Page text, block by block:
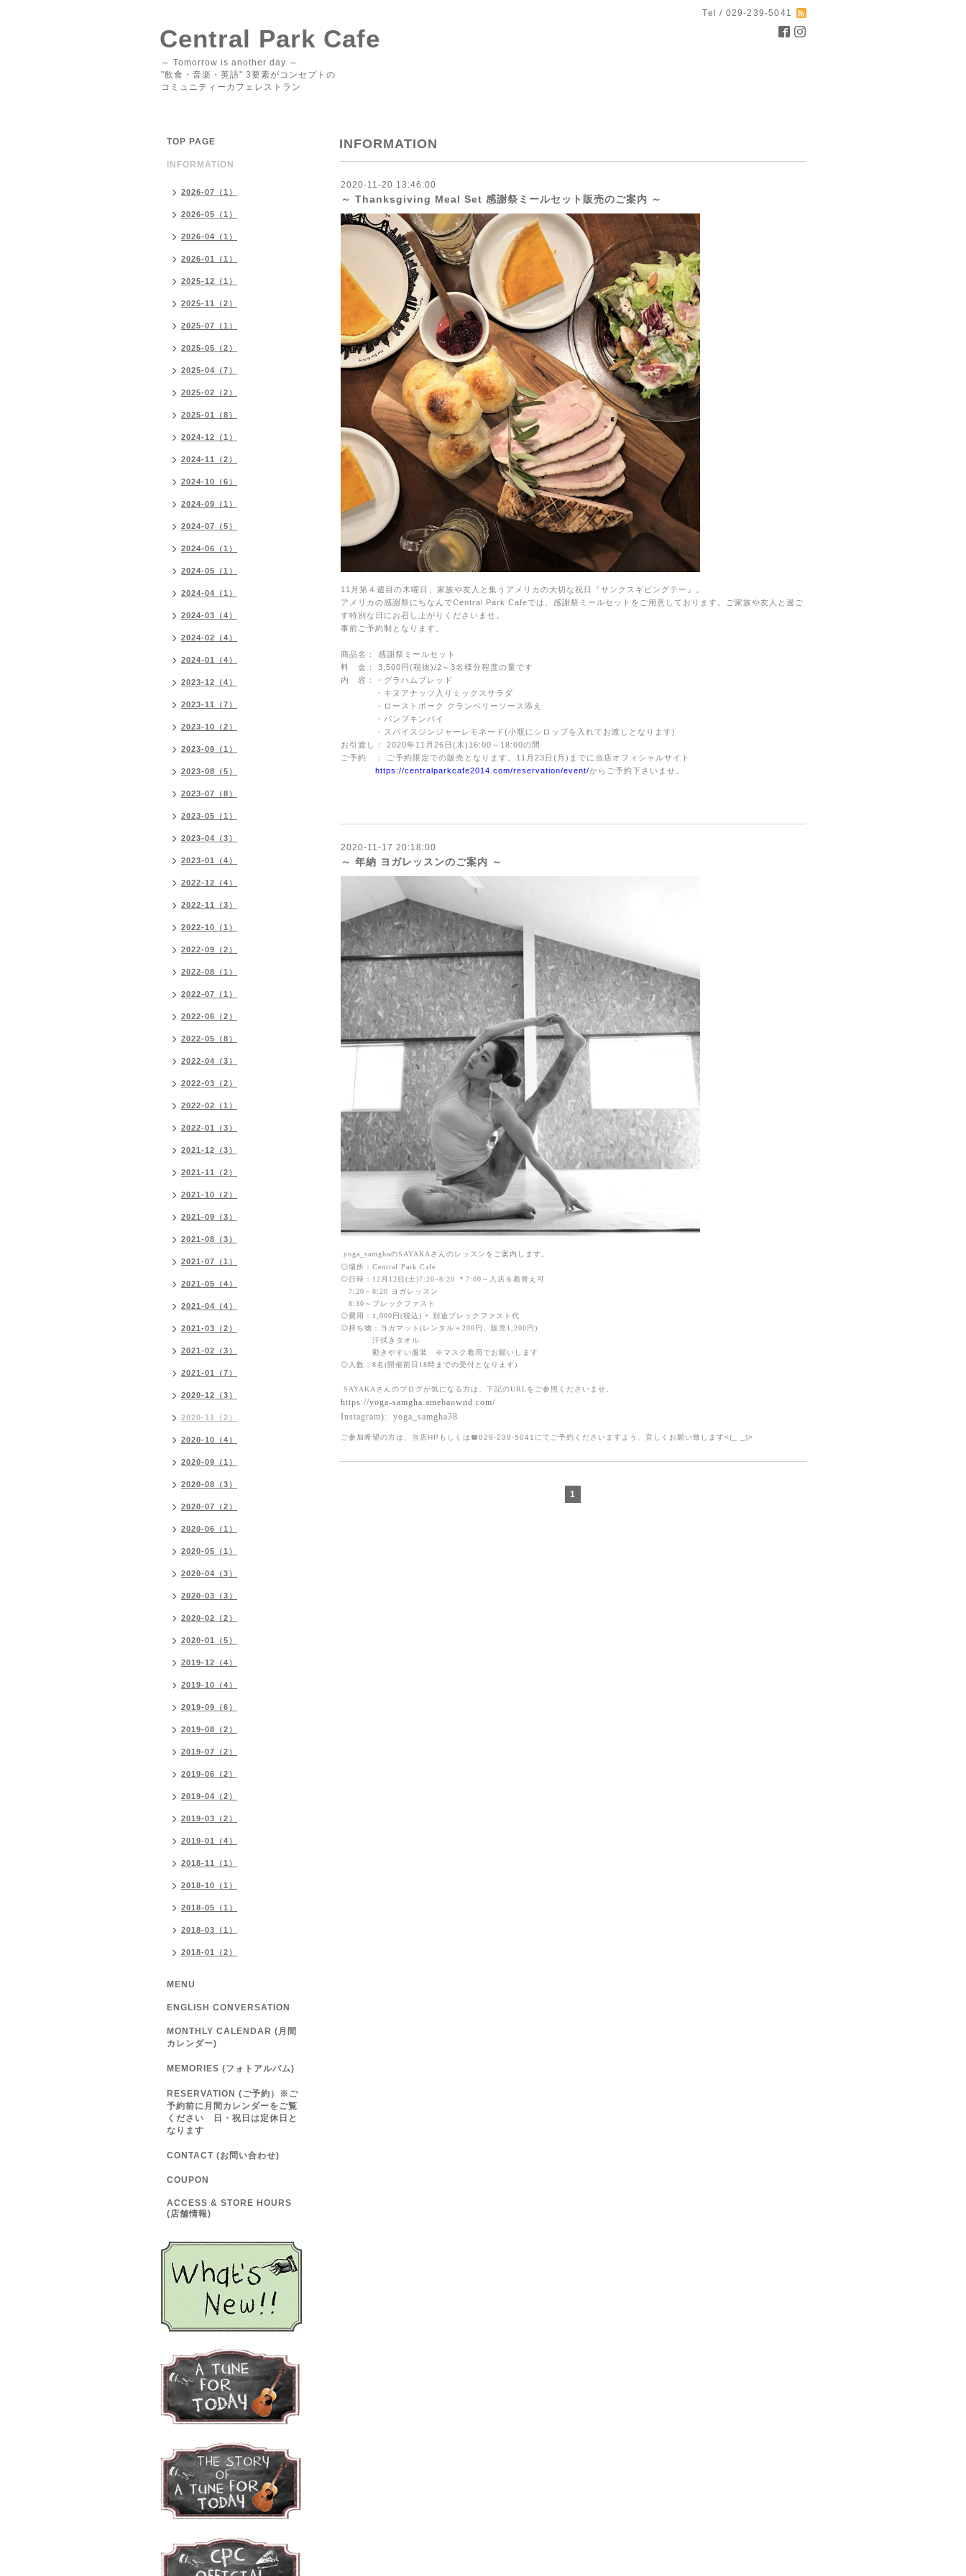
Tel / 029-239-5041
Central Park Cafe
～ Tomorrow is another day ～
"飲食・音楽・英語" 3要素がコンセプトの
コミュニティーカフェレストラン
INFORMATION
2020-11-20 13:46:00
～ Thanksgiving Meal Set 感謝祭ミールセット販売のご案内 ～
11 月第４週目の木曜日、家族や友人と集うアメリカの大切な祝日『サンクスギビングテー』。
アメリカの感謝祭にちなんでCentral Park Cafeでは、感謝祭ミールセットをご用意しております。ご家族や友人と過ご
す特別な日にお召し上がりくださいませ。
事前ご予約制となります。
商品名： 感謝祭ミールセット
料 金： 3,500円(税抜)/2～3名様分程度の量です
内 容：・グラハムブレッド
・キヌアナッツ入りミックスサラダ
・ローストポーク クランベリーソース添え
・パンプキンパイ
・スパイスジンジャーレモネード(小瓶にシロップを入れてお渡しとなります)
お引渡し：
2020年11 月 26 日 (木)16:00 ～ 18:00の間
ご予約 ： ご予約限定での販売となります。 11 月 23 日 ( 月 ) までに当店オフィシャルサイト
https://centralparkcafe2014.com/reservation/event/からご予約下さいませ。
2020-11-17 20:18:00
～ 年納 ヨガレッスンのご案内 ～
yoga_samghaのSAYAKAさん のレッスンをご案内します。
◎場所： Central Park Cafe
◎日時：12月12 日 (土)7:20~8:20 ＊7:00～ 入店＆着替え可
7:20～8:20
ヨガレッスン
8:30～ブレックファスト
◎費用： 1,000円(税込) + 別途ブレックファスト代
◎持ち物：ヨガマット(レンタル＋ 200円、販売1,200円)
汗拭きタオル
動きやすい服装 ※マスク着用でお願いします
◎人数： 8名(開催前日 18時までの受付となります)
SAYAKAさん のブログが気になる方は、下記のURLをご参照くださいませ。
https://yoga-samgha.amebaownd.com/
Instagram):
yoga_samgha38
ご参加希望の方は、当店HPもしくは ☎029-239-5041にてご予約くださいますよう、宜しくお願い致します<(_ _)>
1
TOP PAGE
INFORMATION
2026-07（1）
2026-05（1）
2026-04（1）
2026-01（1）
2025-12（1）
2025-11（2）
2025-07（1）
2025-05（2）
2025-04（7）
2025-02（2）
2025-01（8）
2024-12（1）
2024-11（2）
2024-10（6）
2024-09（1）
2024-07（5）
2024-06（1）
2024-05（1）
2024-04（1）
2024-03（4）
2024-02（4）
2024-01（4）
2023-12（4）
2023-11（7）
2023-10（2）
2023-09（1）
2023-08（5）
2023-07（8）
2023-05（1）
2023-04（3）
2023-01（4）
2022-12（4）
2022-11（3）
2022-10（1）
2022-09（2）
2022-08（1）
2022-07（1）
2022-06（2）
2022-05（8）
2022-04（3）
2022-03（2）
2022-02（1）
2022-01（3）
2021-12（3）
2021-11（2）
2021-10（2）
2021-09（3）
2021-08（3）
2021-07（1）
2021-05（4）
2021-04（4）
2021-03（2）
2021-02（3）
2021-01（7）
2020-12（3）
2020-11（2）
2020-10（4）
2020-09（1）
2020-08（3）
2020-07（2）
2020-06（1）
2020-05（1）
2020-04（3）
2020-03（3）
2020-02（2）
2020-01（5）
2019-12（4）
2019-10（4）
2019-09（6）
2019-08（2）
2019-07（2）
2019-06（2）
2019-04（2）
2019-03（2）
2019-01（4）
2018-11（1）
2018-10（1）
2018-05（1）
2018-03（1）
2018-01（2）
MENU
ENGLISH CONVERSATION
MONTHLY CALENDAR (月間
カレンダー)
MEMORIES (フォトアルバム)
RESERVATION (ご予約）※ご
予約前に月間カレンダーをご覧
ください 日・祝日は定休日と
なります
CONTACT (お問い合わせ)
COUPON
ACCESS & STORE HOURS
(店舗情報)